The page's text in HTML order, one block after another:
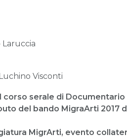
Laruccia
Visconti
serale di Documentario
del bando MigraArti 2017
MigrArti, evento